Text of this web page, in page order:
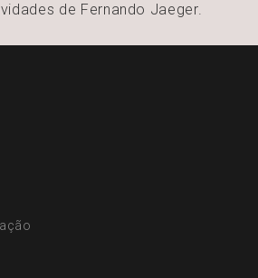
de Fernando Jaeger.